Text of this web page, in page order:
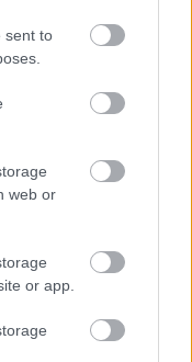
sent to
web or
or app.
választani
nagy
telepíteni, amely
kisebb
egy erős
lehet
programok
Solutions |